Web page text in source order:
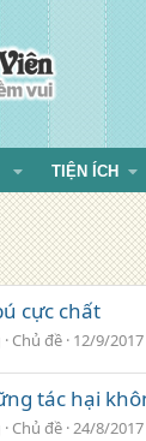
TIỆN ÍCH
cực chất
Chủ đề 12/9/2017
tác hại
Chủ đề 24/8/2017